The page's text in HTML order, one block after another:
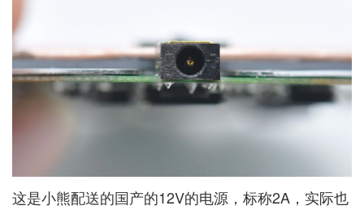
这是小熊配送的国产的12V的电源，标称2A，实际也